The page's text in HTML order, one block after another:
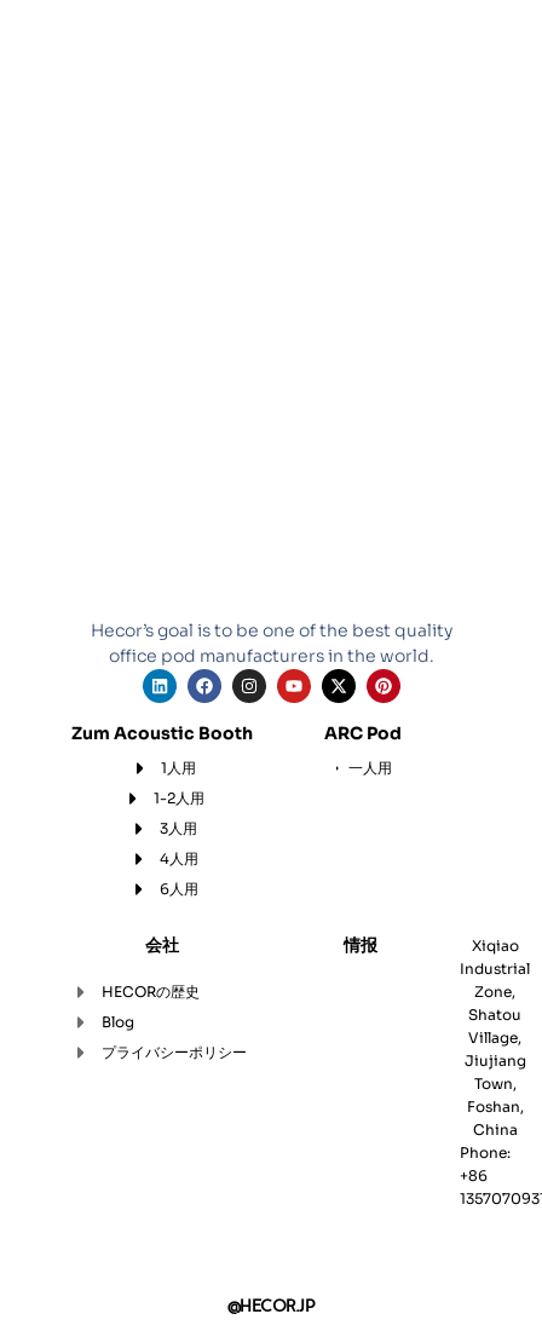
Hecor’s goal is to be one of the best quality
office pod manufacturers in the world.
L
i
n
k
e
d
n
F
a
c
e
b
k
I
n
s
t
a
Y
o
u
X
-
t
w
i
t
P
i
n
t
e
r
e
Zum Acoustic Booth
1人用
1-2人用
3人用
4人用
6人用
ARC Pod
一人用
会社
HECORの歴史
Blog
プライバシーポリシー
情报
Xiqiao
Industrial
Zone,
Shatou
Village,
Jiujiang
Town,
Foshan,
China
Phone:
+86
@HECOR.JP